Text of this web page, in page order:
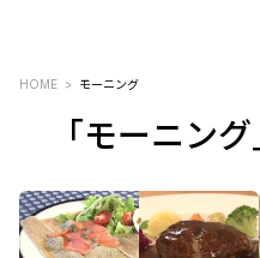
HOME モーニング
「モーニン